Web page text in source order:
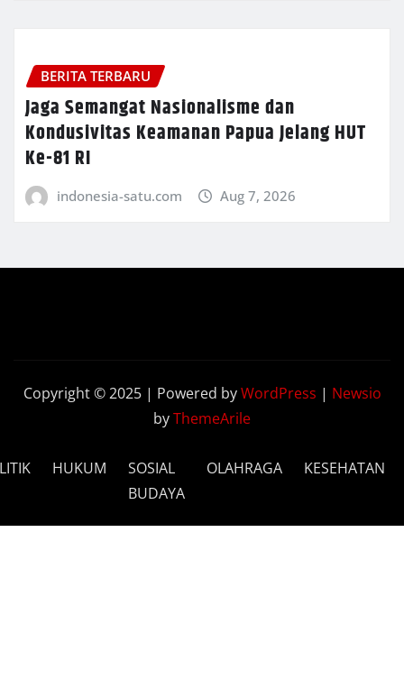
BERITA TERBARU
Jaga Semangat Nasionalisme dan
Kondusivitas Keamanan Papua Jelang HUT
Ke-81 RI
indonesia-satu.com Aug 7, 2026
Copyright © 2025 | Powered byWordPress | Newsio
byThemeArile
HUKUM
SOSIAL
BUDAYA
OLAHRAGA KESEHATAN